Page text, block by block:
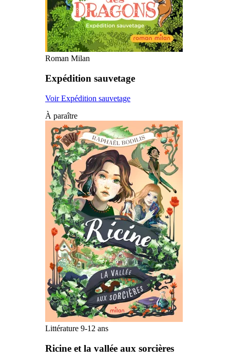
Roman Milan
Expédition sauvetage
Voir Expédition sauvetage
À paraître
Littérature 9-12 ans
Ricine et la vallée aux sorcières